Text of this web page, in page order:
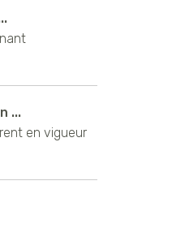
...
en vigueur